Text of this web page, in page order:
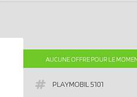
AUCUNE OFFRE POUR LE
PLAYMOBIL5101